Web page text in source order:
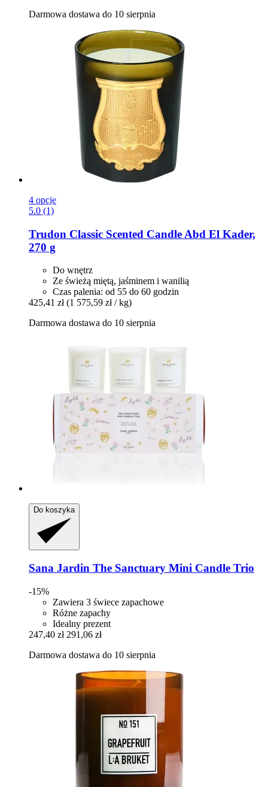
Darmowa dostawa do 10 sierpnia
4 opcje
5.0 (1)
Trudon Classic Scented Candle Abd El Kader,
270 g
Do wnętrz
Ze świeżą miętą, jaśminem i wanilią
Czas palenia: od 55 do 60 godzin
425,41 zł (1 575,59 zł / kg)
Darmowa dostawa do 10 sierpnia
Do koszyka
Sana Jardin The Sanctuary Mini Candle Trio
-15%
Zawiera 3 świece zapachowe
Różne zapachy
Idealny prezent
247,40 zł 291,06 zł
Darmowa dostawa do 10 sierpnia